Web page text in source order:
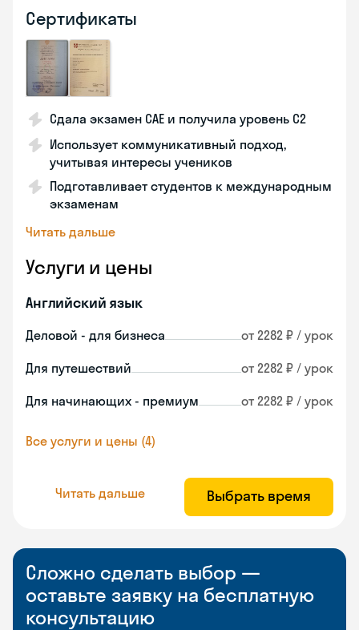
Сертификаты
Сдала экзамен CAE и получила уровень С2
Использует коммуникативный подход,
учитывая интересы учеников
Подготавливает студентов к международным
экзаменам
Читать дальше
Услуги и цены
Английский язык
Деловой - для бизнеса от 2282 ₽ / урок
Для путешествий от 2282 ₽ / урок
Для начинающих - премиум от 2282 ₽ / урок
Все услуги и цены (4)
Читать дальше Выбрать время
Сложно сделать выбор —
оставьте заявку на бесплатную
консультацию